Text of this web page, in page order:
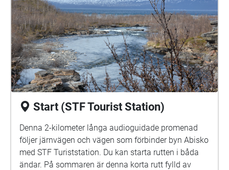
Start (STF Tourist Station)
Denna 2-kilometer långa audioguidade promenad
följer järnvägen och vägen som förbinder byn Abisko
med STF Turiststation. Du kan starta rutten i båda
ändar. På sommaren är denna korta rutt fylld av